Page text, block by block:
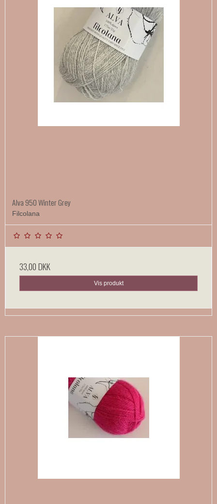
Alva 950 Winter Grey
Filcolana
33,00 DKK
Vis produkt